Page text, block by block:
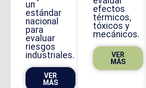
un
estándar
nacional
para
evaluar
riesgos
industriales.
VER
MÁS
efectos
térmicos,
tóxicos y
mecánicos.
VER
MÁS